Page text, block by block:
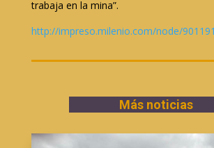
trabaja en la mina”.
http://impreso.milenio.com/node/
Más noticias